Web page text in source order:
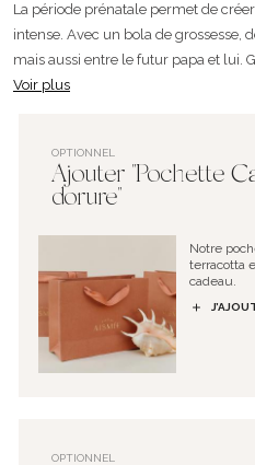
La période prénatale permet de
intense. Avec un bola de grossesse,
mais aussi entre le futur papa et lui.
Voir plus
OPTIONNEL
Ajouter "Pochette
dorure"
Notre
terracotta
cadeau.
OPTIONNEL